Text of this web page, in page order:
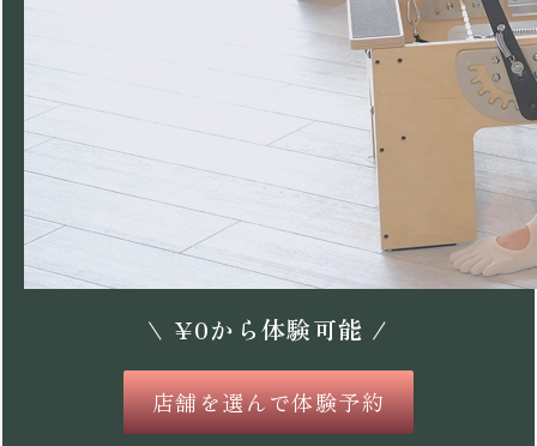
\ ¥0から体験可能 /
店舗を選んで体験予約